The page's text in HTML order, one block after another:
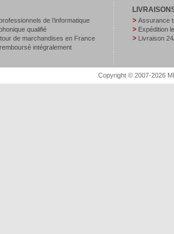
de l’informatique
qualifié
de marchandises en France
intégralement
Assurance
Expédition
Livraison
Copyright © 2007-2026